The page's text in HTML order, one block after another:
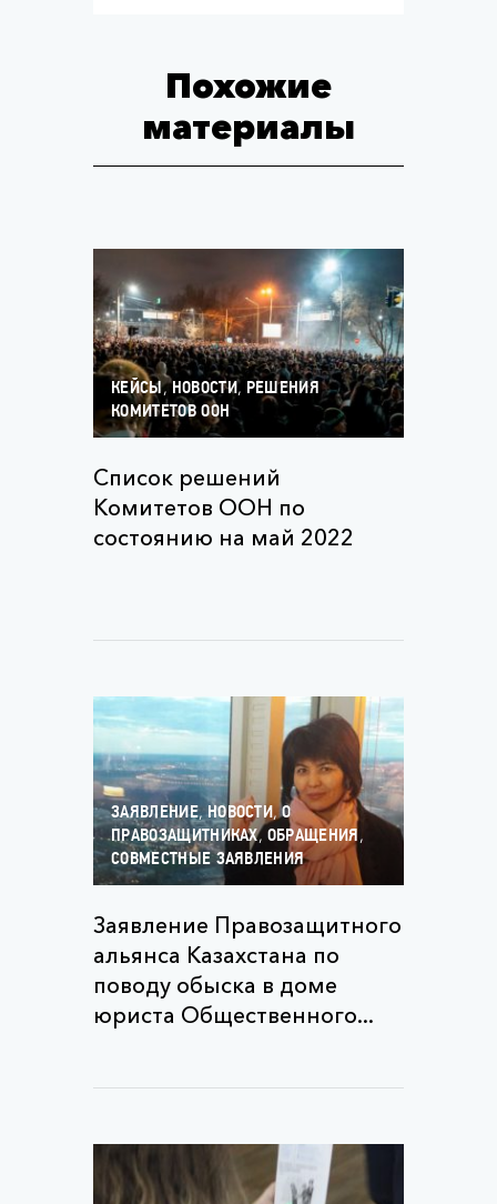
Похожие
материалы
КЕЙСЫ,НОВОСТИ, РЕШЕНИЯ
КОМИТЕТОВ ООН
Список решений
Комитетов ООН по
состоянию на май 2022
ЗАЯВЛЕНИЕ,НОВОСТИ,О
ПРАВОЗАЩИТНИКАХ, ОБРАЩЕНИЯ,
СОВМЕСТНЫЕ ЗАЯВЛЕНИЯ
Заявление Правозащитного
альянса Казахстана по
поводу обыска в доме
юриста Общественного...